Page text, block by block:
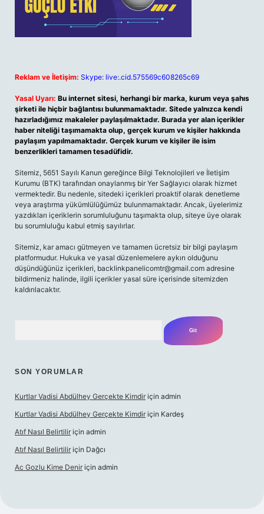
Reklam ve İletişim: Skype: live:.cid.575569c608265c69
Yasal Uyarı: Bu internet sitesi, herhangi bir marka, kurum veya şahıs
şirketi ile hiçbir bağlantısı bulunmamaktadır. Sitede yalnızca kendi
hazırladığımız makaleler paylaşılmaktadır. Burada yer alan içerikler
haber niteliği taşımamakta olup, gerçek kurum ve kişiler hakkında
paylaşım yapılmamaktadır. Gerçek kurum ve kişiler ile isim
benzerlikleri tamamen tesadüfidir.
Sitemiz, 5651 Sayılı Kanun gereğince Bilgi Teknolojileri ve İletişim
Kurumu (BTK) tarafından onaylanmış bir Yer Sağlayıcı olarak hizmet
vermektedir. Bu nedenle, sitedeki içerikleri proaktif olarak denetleme
veya araştırma yükümlülüğümüz bulunmamaktadır. Ancak, üyelerimiz
yazdıkları içeriklerin sorumluluğunu taşımakta olup, siteye üye olarak
bu sorumluluğu kabul etmiş sayılırlar.
Sitemiz, kar amacı gütmeyen ve tamamen ücretsiz bir bilgi paylaşım
platformudur. Hukuka ve yasal düzenlemelere aykırı olduğunu
düşündüğünüz içerikleri, backlinkpanelicomtr@gmail.com adresine
bildirmeniz halinde, ilgili içerikler yasal süre içerisinde sitemizden
kaldırılacaktır.
SON YORUMLAR
Kurtlar Vadisi Abdülhey Gerçekte Kimdir için admin
Kurtlar Vadisi Abdülhey Gerçekte Kimdir için Kardeş
Atıf Nasıl Belirtilir için admin
Atıf Nasıl Belirtilir için Dağcı
Ac Gozlu Kime Denir için admin